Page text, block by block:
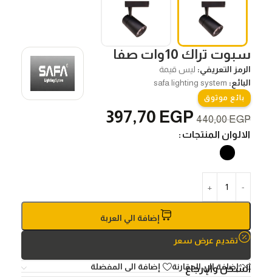
سبوت تراك 10وات صفا
الرمز التعريفي: ليس قيمة
البائع: safa lighting system
بائع موثوق
440,00EGP
397,70 EGP
الالوان المنتجات
إضافة الي العربة
تقديم عرض سعر
إضافة الي المقارنة إضافة الى المفضلة
الشحن والإرجاع